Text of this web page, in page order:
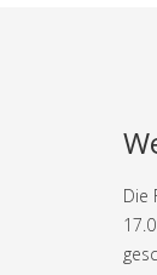
Die